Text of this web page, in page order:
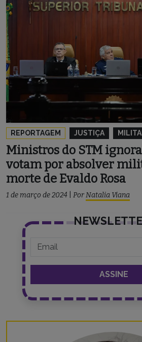
REPORTAGEM JUSTIÇA
Ministros do STM
votam por absolver
morte de Evaldo Rosa
1 de março de 2024 PorNatalia Viana